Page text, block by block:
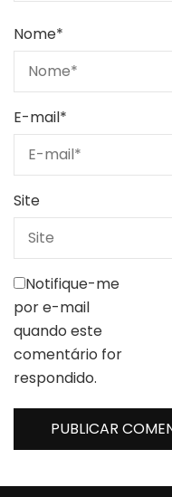
Nome*
E-mail*
Site
Notifique-me
por e-mail
quando este
comentário for
respondido.